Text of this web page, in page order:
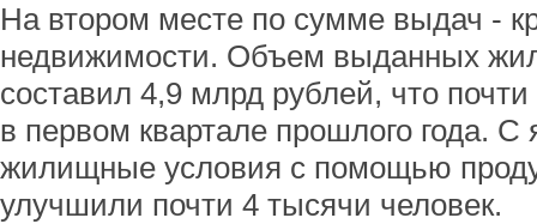
На втором месте по сумме выдач -
недвижимости. Объем выданных
составил 4,9 млрд рублей, что
в первом квартале прошлого года. С
жилищные условия с помощью
улучшили почти 4 тысячи человек.